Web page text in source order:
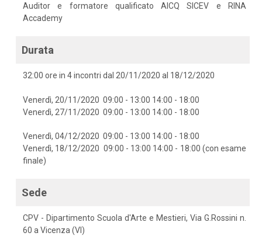
Auditor e formatore qualificato AICQ SICEV e RINA
Accademy
Durata
32:00 ore in 4 incontri dal 20/11/2020 al 18/12/2020
Venerdì, 20/11/2020 09:00 - 13:00 14:00 - 18:00
Venerdì, 27/11/2020 09:00 - 13:00 14:00 - 18:00
Venerdì, 04/12/2020 09:00 - 13:00 14:00 - 18:00
Venerdì, 18/12/2020 09:00 - 13:00 14:00 - 18:00 (con esame
finale)
Sede
CPV - Dipartimento Scuola d'Arte e Mestieri, Via G.Rossini n.
60 a Vicenza (VI)